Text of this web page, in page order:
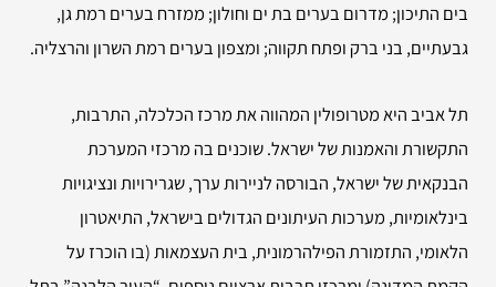
בים התיכון; מדרום בערים בת ים וחולון; ממזרח בערים רמת גן,
גבעתיים, בני ברק ופתח תקווה; ומצפון בערים רמת השרון והרצליה.
תל אביב היא מטרופולין המהווה את מרכז הכלכלה, התרבות,
התקשורת והאמנות של ישראל. שוכנים בה מרכזי המערכת
הבנקאית של ישראל, הבורסה לניירות ערך, שגרירויות ונציגויות
בינלאומיות, מערכות העיתונים הגדולים בישראל, התיאטרון
הלאומי, התזמורת הפילהרמונית, בית העצמאות (בו הוכרז על